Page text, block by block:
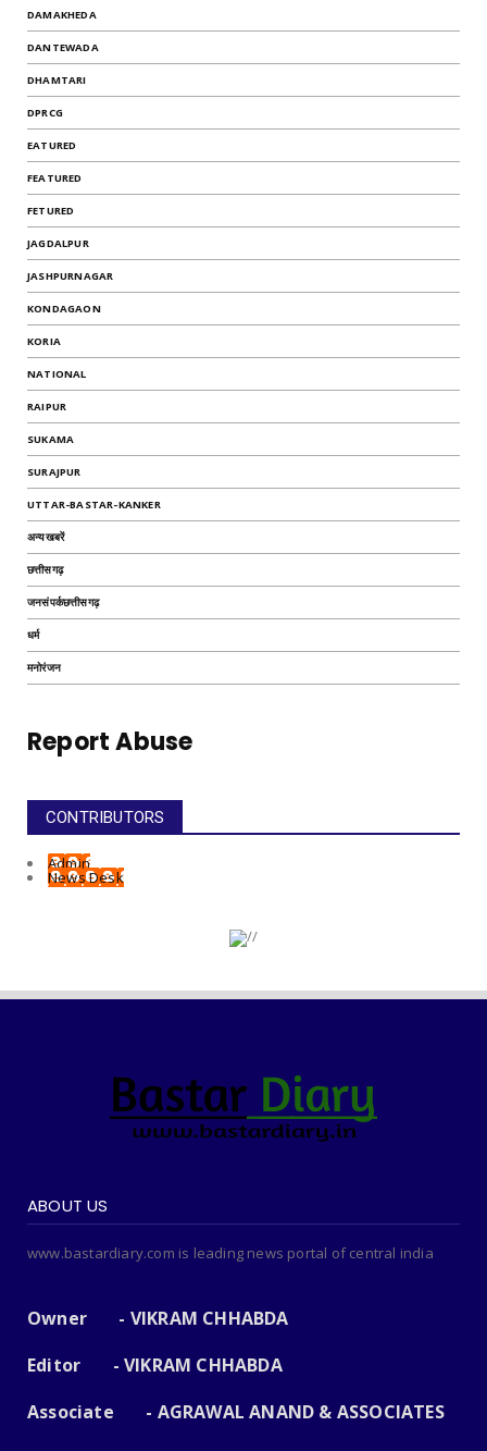
DAMAKHEDA
DANTEWADA
DHAMTARI
DPRCG
EATURED
FEATURED
FETURED
JAGDALPUR
JASHPURNAGAR
KONDAGAON
KORIA
NATIONAL
RAIPUR
SUKAMA
SURAJPUR
UTTAR-BASTAR-KANKER
अन्यखबरें
छत्तीसगढ़
जनसंपर्कछत्तीसगढ़
धर्म
मनोरंजन
Report Abuse
CONTRIBUTORS
Admin
News Desk
ABOUT US
www.bastardiary.com is leading news portal of central india
Owner - VIKRAM CHHABDA
Editor - VIKRAM CHHABDA
Associate - AGRAWAL ANAND & ASSOCIATES